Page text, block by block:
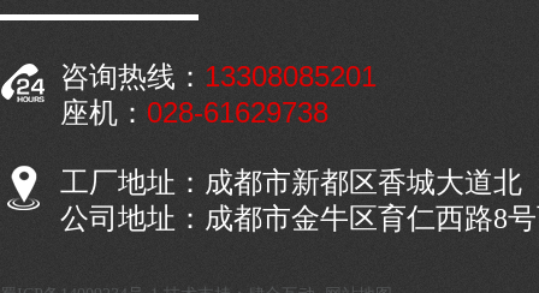
咨询热线： 13308085201
座机： 028-61629738
工厂地址：成都市新都区香城大道北
公司地址：成都市金牛区育仁西路8